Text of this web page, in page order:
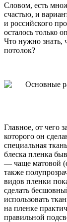
Словом, есть
счастью, и
и российского
осталось только
Что нужно знать,
потолок?
Главное, от чего
которого он
специальная
блеска пленка
— чаще матовой
также
видов пленки
сделать
использовать
на пленке
правильной